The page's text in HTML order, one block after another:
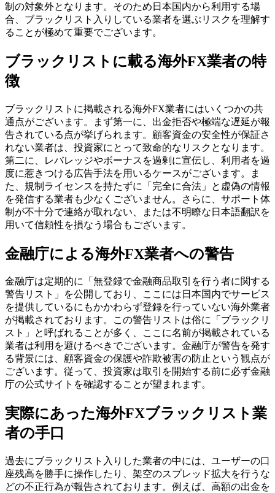
制の対象外となります。そのため日本国内から利用する場
合、ブラックリスト入りしている業者を選ぶリスクを理解す
ることが極めて重要でございます。
ブラックリストに載る海外FX業者の特
徴
ブラックリストに掲載される海外FX業者にはいくつかの共
通点がございます。まず第一に、出金拒否や極端な遅延が報
告されている点が挙げられます。顧客資金の安全性が保証さ
れない業者は、投資家にとって致命的なリスクとなります。
第二に、レバレッジやボーナスを過剰に宣伝し、利用者を過
度に惹きつける広告手法を用いるケースがございます。ま
た、規制ライセンスを持たずに「完全に合法」と虚偽の情報
を発信する業者も少なくございません。さらに、サポート体
制が不十分で連絡が取れない、または不明瞭な日本語翻訳を
用いて信頼性を損なう場合もございます。
金融庁による海外FX業者への警告
金融庁は定期的に「無登録で金融商品取引を行う者に関する
警告リスト」を公開しており、ここには日本国内でサービス
を提供しているにもかかわらず登録を行っていない海外業者
が掲載されております。この警告リストは俗に「ブラックリ
スト」と呼ばれることが多く、ここに名前が掲載されている
業者は利用を避けるべきでございます。金融庁が警告を発す
る背景には、顧客資金の保護や詐欺被害の防止という観点が
ございます。従って、投資家は取引を開始する前に必ず金融
庁の公式サイトを確認することが望まれます。
実際にあった海外FXブラックリスト業
者の手口
過去にブラックリスト入りした業者の中には、ユーザーの口
座残高を勝手に操作したり、架空のスプレッド拡大を行うな
どの不正行為が報告されております。例えば、高額の出金を